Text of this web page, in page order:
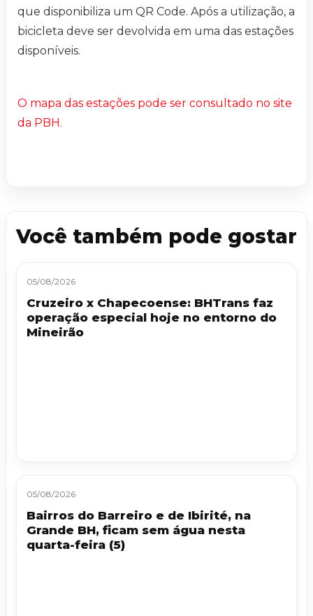
que disponibiliza um QR Code. Após a utilização, a
bicicleta deve ser devolvida em uma das estações
disponíveis.
O mapa das estações pode ser consultado no site
da PBH.
Você também pode gostar
05/08/2026
Cruzeiro x Chapecoense: BHTrans faz
operação especial hoje no entorno do
Mineirão
05/08/2026
Bairros do Barreiro e de Ibirité, na
Grande BH, ficam sem água nesta
quarta-feira (5)